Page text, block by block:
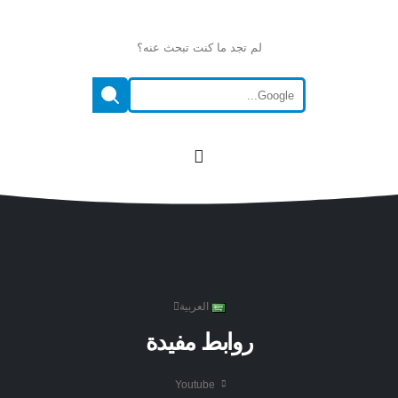
لم تجد ما كنت تبحث عنه؟
العربية
روابط مفيدة
Youtube